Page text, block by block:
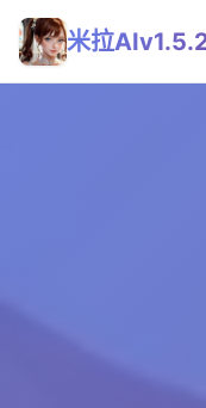
米拉